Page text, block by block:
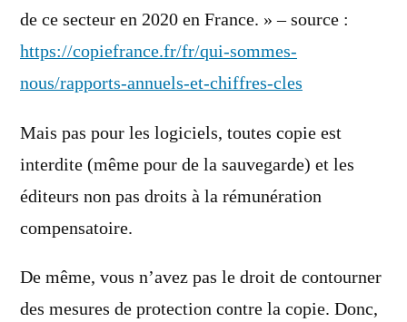
de ce secteur en 2020 en France. » – source :
https://copiefrance.fr/fr/qui-sommes-
nous/rapports-annuels-et-chiffres-cles
Mais pas pour les logiciels, toutes copie est
interdite (même pour de la sauvegarde) et les
éditeurs non pas droits à la rémunération
compensatoire.
De même, vous n’avez pas le droit de contourner
des mesures de protection contre la copie. Donc,